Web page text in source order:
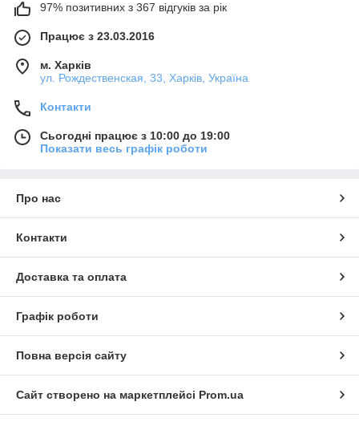
97% позитивних з 367 відгуків за рік
Працює з 23.03.2016
м. Харків
ул. Рождественская, 33, Харків, Україна
Контакти
Сьогодні працює з 10:00 до 19:00
Показати весь графік роботи
Про нас
Контакти
Доставка та оплата
Графік роботи
Повна версія сайту
Сайт створено на маркетплейсі Prom.ua